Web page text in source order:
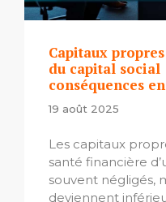
Capitaux
du capital social
conséquences
19 août 2025
Les capitaux
santé financière
souvent négligés,
deviennent